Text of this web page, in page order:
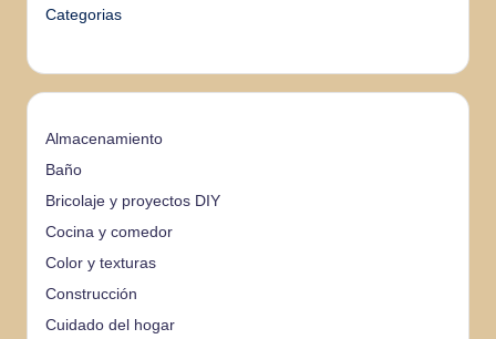
Categorias
Almacenamiento
Baño
Bricolaje y proyectos DIY
Cocina y comedor
Color y texturas
Construcción
Cuidado del hogar